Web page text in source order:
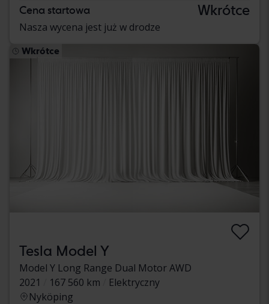
Cena startowa Wkrótce
Nasza wycena jest już w drodze
Wkrótce
Tesla Model Y
Model Y Long Range Dual Motor AWD
2021
167 560 km
Elektryczny
Nyköping